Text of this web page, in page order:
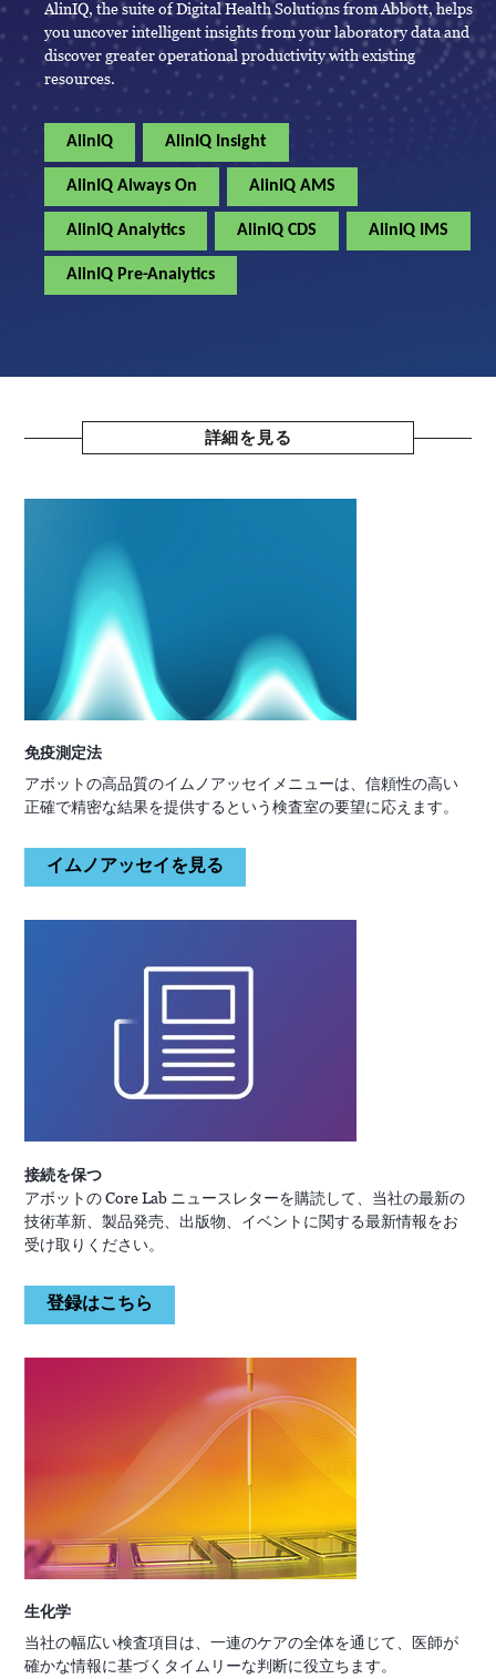
AlinIQ, the suite of Digital Health Solutions from Abbott, helps
you uncover intelligent insights from your laboratory data and
discover greater operational productivity with existing
resources.
AlinIQ AlinIQ Insight
AlinIQ Always On AlinIQ AMS
AlinIQ Analytics AlinIQ CDS AlinIQ IMS
AlinIQ Pre-Analytics
詳細を見る
免疫測定法
アボットの高品質のイムノアッセイメニューは、信頼性の高い
正確で精密な結果を提供するという検査室の要望に応えます。
イムノアッセイを見る
接続を保つ
アボットの Core Lab ニュースレターを購読して、当社の最新の
技術革新、製品発売、出版物、イベントに関する最新情報をお
受け取りください。
登録はこちら
生化学
当社の幅広い検査項目は、一連のケアの全体を通じて、医師が
確かな情報に基づくタイムリーな判断に役立ちます。